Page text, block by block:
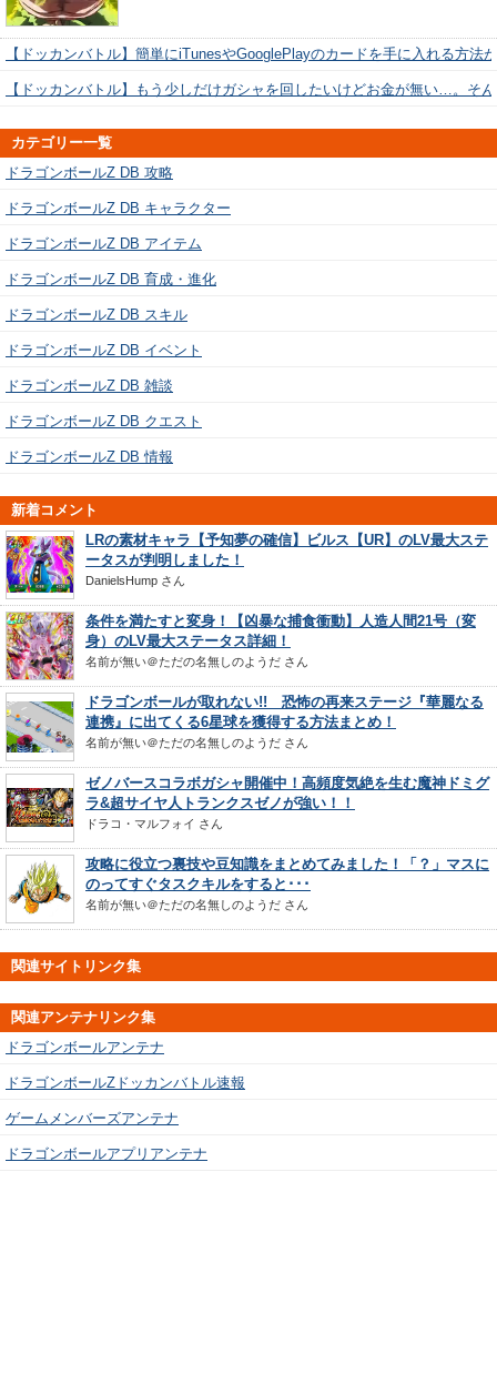
【ドッカンバトル】簡単にiTunesやGooglePlayのカードを手に入れる方法
【ドッカンバトル】もう少しだけガシャを回したいけどお金が無い…。そ
カテゴリー一覧
ドラゴンボールZ DB 攻略
ドラゴンボールZ DB キャラクター
ドラゴンボールZ DB アイテム
ドラゴンボールZ DB 育成・進化
ドラゴンボールZ DB スキル
ドラゴンボールZ DB イベント
ドラゴンボールZ DB 雑談
ドラゴンボールZ DB クエスト
ドラゴンボールZ DB 情報
新着コメント
LRの素材キャラ【予知夢の確信】ビルス【UR】のLV最大ステ
ータスが判明しました！
DanielsHump さん
条件を満たすと変身！【凶暴な捕食衝動】人造人間21号（変
身）のLV最大ステータス詳細！
名前が無い＠ただの名無しのようだ さん
ドラゴンボールが取れない!! 恐怖の再来ステージ『華麗なる
連携』に出てくる6星球を獲得する方法まとめ！
名前が無い＠ただの名無しのようだ さん
ゼノバースコラボガシャ開催中！高頻度気絶を生む魔神ドミグ
ラ&超サイヤ人トランクスゼノが強い！！
ドラコ・マルフォイ さん
攻略に役立つ裏技や豆知識をまとめてみました！「？」マスに
のってすぐタスクキルをすると･･･
名前が無い＠ただの名無しのようだ さん
関連サイトリンク集
関連アンテナリンク集
ドラゴンボールアンテナ
ドラゴンボールZドッカンバトル速報
ゲームメンバーズアンテナ
ドラゴンボールアプリアンテナ